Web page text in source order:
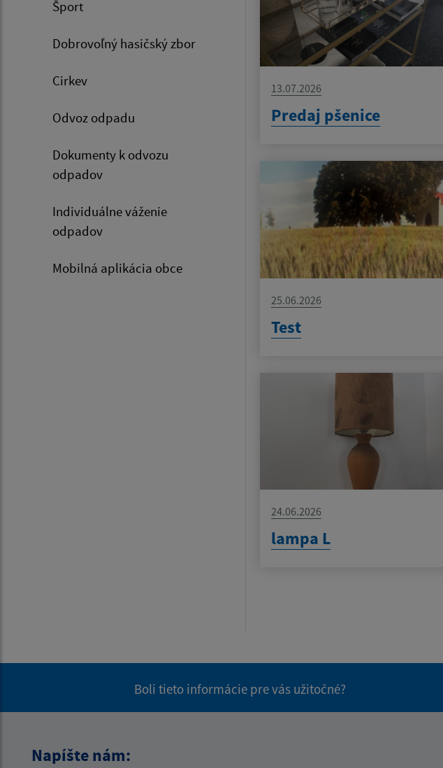
Šport
Dobrovoľný hasičský zbor
Cirkev
Odvoz odpadu
Dokumenty k odvozu
odpadov
Individuálne váženie
odpadov
Mobilná aplikácia obce
13.07.2026
Predaj pšenice
25.06.2026
Test
24.06.2026
lampa L
Boli tieto informácie pre vás užitočné?
Napíšte nám: